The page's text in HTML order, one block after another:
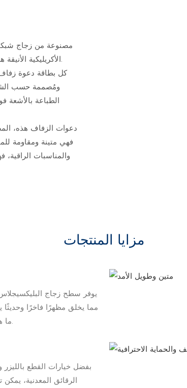
مصنوعة من زجاج
الأكريليكية الأنيقة هذه عن البطاقات الورقية التقليدية وتترك انطباعًا دائمًا لدى ضيوفك.
كل بطاقة دعوة
ومُصممة حسب
الطباعة بالأشعة
دعوات الزفاف هذه،
فهي متينة ومقاومة
والمناسبات
مزايا المنتجات
يوفر سطح زجاج
مما يخلق مظهرًا فاخرًا
بفضل خيارات القطع بالليزر
الرقائق المعدنية،